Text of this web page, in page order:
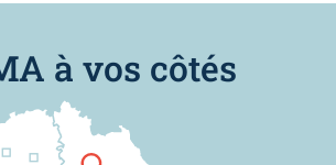
à vos côtés